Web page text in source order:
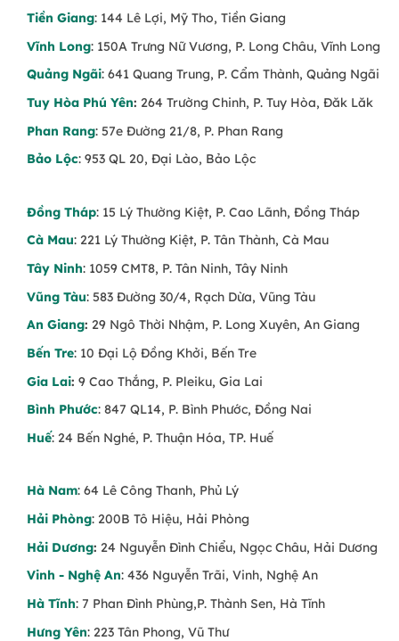
Tiền Giang: 144 Lê Lợi, Mỹ Tho, Tiền Giang
Vĩnh Long: 150A Trưng Nữ Vương, P. Long Châu, Vĩnh Long
Quảng Ngãi: 641 Quang Trung, P. Cẩm Thành, Quảng Ngãi
Tuy Hòa Phú Yên: 264 Trường Chinh, P. Tuy Hòa, Đăk Lăk
Phan Rang: 57e Đường 21/8, P. Phan Rang
Bảo Lộc: 953 QL 20, Đại Lào, Bảo Lộc
Đồng Tháp: 15 Lý Thường Kiệt, P. Cao Lãnh, Đồng Tháp
Cà Mau: 221 Lý Thường Kiệt, P. Tân Thành, Cà Mau
Tây Ninh: 1059 CMT8, P. Tân Ninh, Tây Ninh
Vũng Tàu: 583 Đường 30/4, Rạch Dừa, Vũng Tàu
An Giang: 29 Ngô Thời Nhậm, P. Long Xuyên, An Giang
Bến Tre: 10 Đại Lộ Đồng Khởi, Bến Tre
Gia Lai: 9 Cao Thắng, P. Pleiku, Gia Lai
Bình Phước: 847 QL14, P. Bình Phước, Đồng Nai
Huế: 24 Bến Nghé, P. Thuận Hóa, TP. Huế
Hà Nam: 64 Lê Công Thanh, Phủ Lý
Hải Phòng: 200B Tô Hiệu, Hải Phòng
Hải Dương: 24 Nguyễn Đình Chiểu, Ngọc Châu, Hải Dương
Vinh - Nghệ An: 436 Nguyễn Trãi, Vinh, Nghệ An
Hà Tĩnh: 7 Phan Đình Phùng,P. Thành Sen, Hà Tĩnh
Hưng Yên: 223 Tân Phong, Vũ Thư